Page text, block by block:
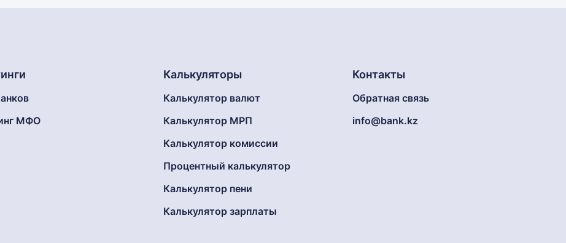
МФО
Калькуляторы
Калькулятор валют
Калькулятор МРП
Калькулятор комиссии
Процентный калькулятор
Калькулятор пени
Калькулятор зарплаты
Контакты
Обратная связь
info@bank.kz